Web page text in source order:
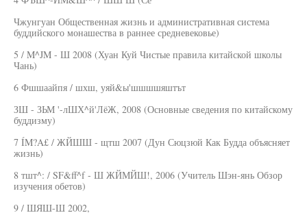
Чжунгуан Общественная жизнь и административная система
буддийского монашества в раннее средневековье)
5 / M^JM - Ш 2008 (Хуан Куй Чистые правила китайской школы
Чань)
6 Фшшаайпя / шхш, уяй&ы'шшшшяштът
ЗШ - ЗЬМ '-лШХ^й'ЛёЖ, 2008 (Основные сведения по китайскому
буддизму)
7 ÍM?A£ / ЖЙШШ - щтш 2007 (Дун Сюцзюй Как Будда объясняет
жизнь)
8 тшт^: / SF&ff^f - Ш ЖЙМЙШ!, 2006 (Учитель Шэн-янь Обзор
изучения обетов)
9 / ШЯШ-Ш 2002,